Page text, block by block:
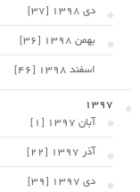
دی 1398 [37]
بهمن 1398 [36]
اسفند 1398 [46]
1397
آبان 1397 [1]
آذر 1397 [22]
دی 1397 [39]